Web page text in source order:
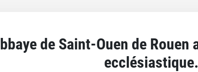
de Saint-Ouen de